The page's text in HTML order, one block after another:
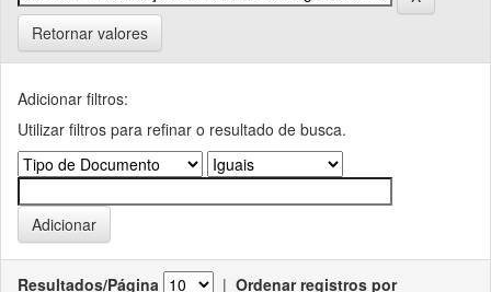
Retornar valores
Adicionar filtros:
Utilizar filtros para refinar o resultado de busca.
Resultados/Página | Ordenar registros por